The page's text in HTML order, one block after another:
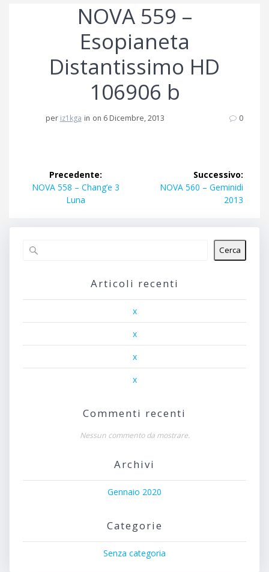
NOVA 559 –
Esopianeta
Distantissimo HD
106906 b
per iz1kga in on 6 Dicembre, 2013 0
Navigazione
articoli
Precedente:
Articolo
precedente:
NOVA 558 – Chang’e 3
Luna
Successivo:
Articolo
NOVA 560 – Geminidi
2013
Cerca
Articoli recenti
x
x
x
x
Commenti recenti
Nessun commento da mostrare.
Archivi
Gennaio 2020
Categorie
Senza categoria